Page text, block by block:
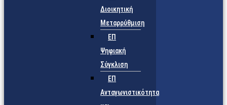
Διοικητική
Μεταρρύθμιση
ΕΠ
Ψηφιακή
Σύγκλιση
ΕΠ
Ανταγωνιστικότητα